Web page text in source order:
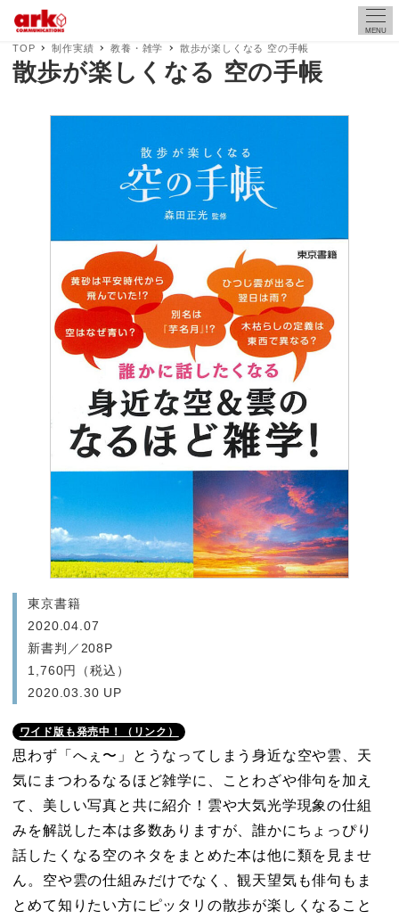
MENU
TOP 制作実績 教養・雑学 散歩が楽しくなる 空の手帳
散歩が楽しくなる 空の手帳
東京書籍
2020.04.07
新書判／208P
1,760円（税込）
2020.03.30 UP
ワイド版も発売中！（リンク）
思わず「へぇ〜」とうなってしまう身近な空や雲、天
気にまつわるなるほど雑学に、ことわざや俳句を加え
て、美しい写真と共に紹介！雲や大気光学現象の仕組
みを解説した本は多数ありますが、誰かにちょっぴり
話したくなる空のネタをまとめた本は他に類を見ませ
ん。空や雲の仕組みだけでなく、観天望気も俳句もま
とめて知りたい方にピッタリの散歩が楽しくなること